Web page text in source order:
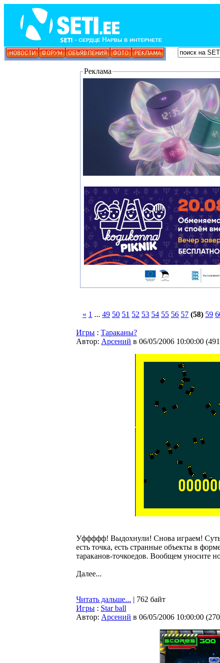
Реклама
« 1 ... 49 50 51 52 53 54 55 56 57 (58) 59
Игры : Тараканы?
Автор: Арсений в 06/05/2006 10:00:00 (
Уффффф! Выдохнули! Снова играем! Суть
есть точка, есть странные объекты в
тараканов-точкоедов. Вообщем уносите
Далее...
Читать дальше... | 762 байт
Игры : Star ball
Автор: Арсений в 06/05/2006 10:00:00 (